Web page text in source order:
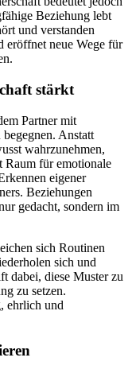
Beziehung lebt
und verstanden
eröffnet neue Wege für
stärkt
Partner mit
Anstatt
wahrzunehmen,
Raum für emotionale
eigener
Beziehungen
gedacht, sondern im
sich Routinen
sich und
dabei, diese Muster zu
zu setzen.
ehrlich und